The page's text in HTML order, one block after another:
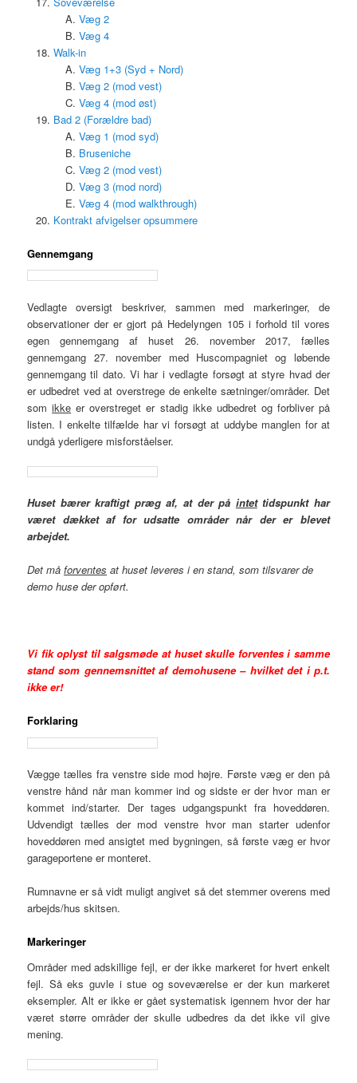
Væg 2
Væg 4
Walk-in
Væg 1+3 (Syd + Nord)
Væg 2 (mod vest)
Væg 4 (mod øst)
Bad 2 (Forældre bad)
Væg 1 (mod syd)
Bruseniche
Væg 2 (mod vest)
Væg 3 (mod nord)
Væg 4 (mod walkthrough)
Kontrakt afvigelser opsummere
Gennemgang
Vedlagte oversigt beskriver, sammen med markeringer, de
observationer der er gjort på Hedelyngen 105 i forhold til vores
egen gennemgang af huset 26. november 2017, fælles
gennemgang 27. november med Huscompagniet og løbende
gennemgang til dato. Vi har i vedlagte forsøgt at styre hvad der
er udbedret ved at overstrege de enkelte sætninger/områder. Det
somikke er overstreget er stadig ikke udbedret og forbliver på
listen. I enkelte tilfælde har vi forsøgt at uddybe manglen for at
undgå yderligere misforståelser.
Huset bærer kraftigt præg af, at der på intettidspunkt har
været dækket af for udsatte områder når der er blevet
arbejdet.
Det måforventes at huset leveres i en stand, som tilsvarer de
demo huse der opført.
Vi fik oplyst til salgsmøde at huset skulle forventes i samme
stand som gennemsnittet af demohusene – hvilket det i p.t.
ikke er!
Forklaring
Vægge tælles fra venstre side mod højre. Første væg er den på
venstre hånd når man kommer ind og sidste er der hvor man er
kommet ind/starter. Der tages udgangspunkt fra hoveddøren.
Udvendigt tælles der mod venstre hvor man starter udenfor
hoveddøren med ansigtet med bygningen, så første væg er hvor
garageportene er monteret.
Rumnavne er så vidt muligt angivet så det stemmer overens med
arbejds/hus skitsen.
Markeringer
Områder med adskillige fejl, er der ikke markeret for hvert enkelt
fejl. Så eks guvle i stue og soveværelse er der kun markeret
eksempler. Alt er ikke er gået systematisk igennem hvor der har
været større områder der skulle udbedres da det ikke vil give
mening.